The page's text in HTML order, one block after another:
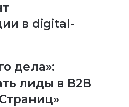
в digital-
дела»:
лиды в B2B